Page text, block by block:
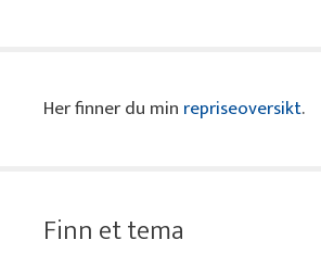
Her finner du min repriseoversikt.
Finn et tema